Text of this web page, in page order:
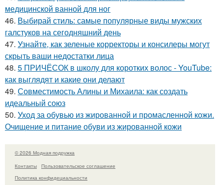
медицинской ванной для ног
46. Выбирай стиль: самые популярные виды мужских
галстуков на сегодняшний день
47. Узнайте, как зеленые корректоры и консилеры могут
скрыть ваши недостатки лица
48. 5 ПРИЧЁСОК в школу для коротких волос ‍- YouTube:
как выглядят и какие они делают
49. Совместимость Алины и Михаила: как создать
идеальный союз
50. Уход за обувью из жированной и промасленной кожи.
Очищение и питание обуви из жированной кожи
© 2026 Модная подружка
Контакты
Пользовательское соглашение
Политика конфидециальности